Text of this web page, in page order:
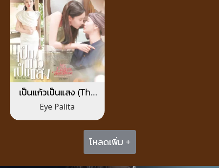
เป็นแก้วเป็นแสง (The
Way You Shine)
Eye Palita
โหลดเพิ่ม +